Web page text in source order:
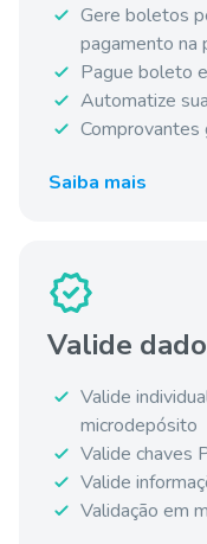
Gere boletos
pagamento na
Pague boleto
Automatize
Comprovantes
Saiba mais
Valide
Valide
microdepósito
Valide chaves
Valide
Validação em